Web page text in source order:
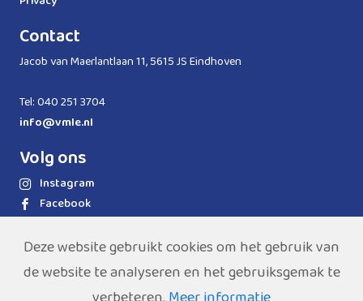
Contact
Jacob van Maerlantlaan 11, 5615 JS Eindhoven
Tel: 040 251 3704
info@vmle.nl
Volg ons
Instagram
Facebook
WhatsApp
Deze website gebruikt cookies om het gebruik van
de website te analyseren en het gebruiksgemak te